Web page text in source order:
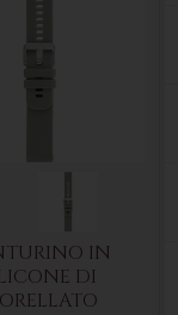
IN
DI